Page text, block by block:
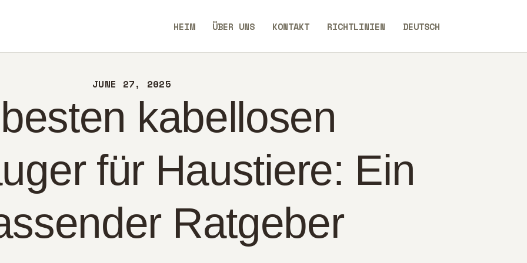
HEIM ÜBER UNS KONTAKT RICHTLINIEN DEUTSCH
JUNE 27, 2025
kabellosen
für Haustiere: Ein
Ratgeber
UNS